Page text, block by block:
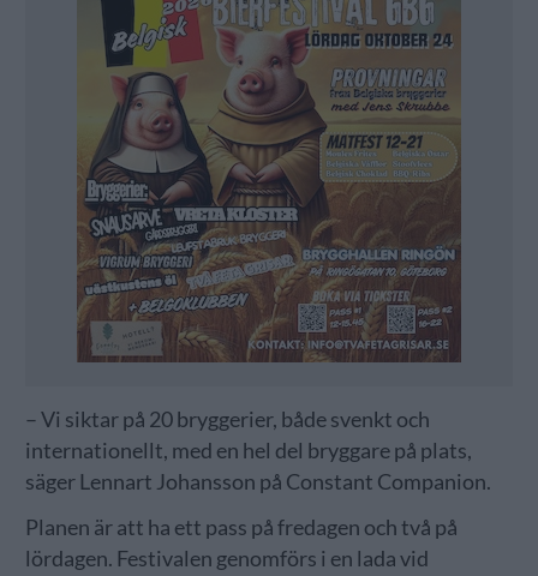
– Vi siktar på 20 bryggerier, både svenkt och
internationellt, med en hel del bryggare på plats,
säger Lennart Johansson på Constant Companion.
Planen är att ha ett pass på fredagen och två på
lördagen. Festivalen genomförs i en lada vid